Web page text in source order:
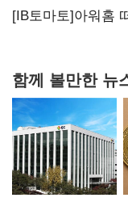
상폐 압박
[IB토마토]아워홈
함께 볼만한 뉴